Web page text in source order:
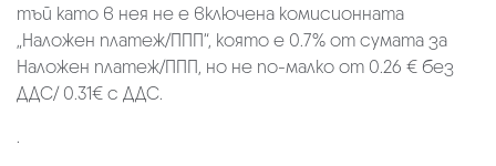
тъй като в нея не е включена комисионната
„Наложен платеж/ППП“, която е 0.7% от сумата за
Наложен платеж/ППП, но не по-малко от 0.26 € без
ДДС/ 0.31€ с ДДС.
.